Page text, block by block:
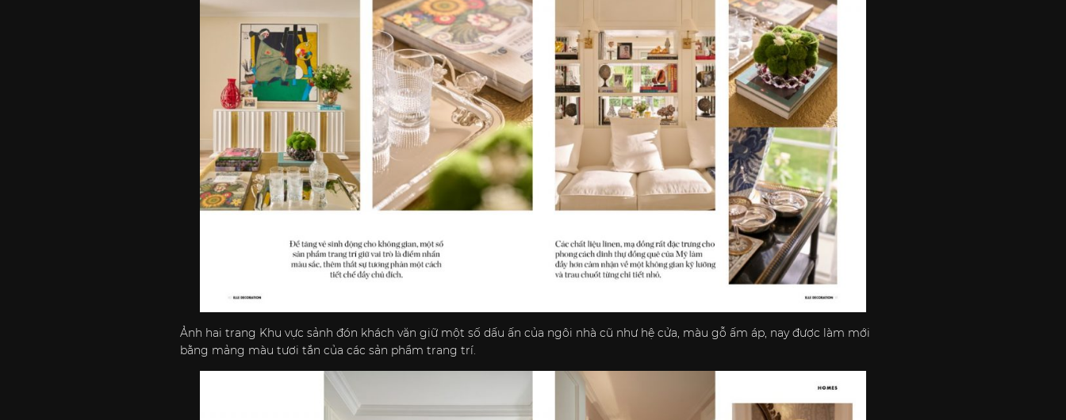
Ảnh hai trang Khu vực sảnh đón khách văn giữ một số dấu ấn của ngôi nhà cũ như hệ cửa, màu gỗ ấm áp, nay được làm mới
bằng mảng màu tươi tắn của các sản phẩm trang trí.